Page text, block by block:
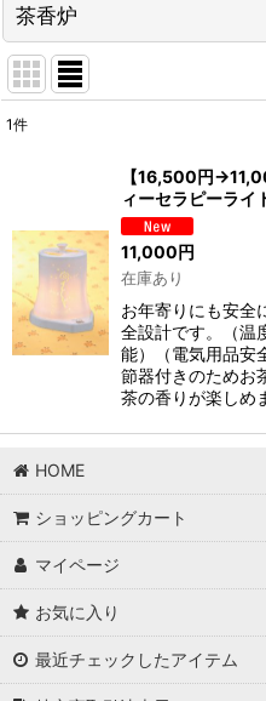
茶香炉
1件
【16,500円
ィーセラピーライ
11,000円
在庫あり
お年寄りにも安全
全設計です。（温
能）（電気用品安
節器付きのためお
茶の香りが楽しめ
HOME
ショッピングカート
マイページ
お気に入り
最近チェックしたアイテム